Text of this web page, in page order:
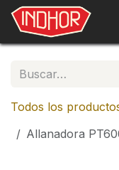
Ir al contenido
Todos los
Allanadora